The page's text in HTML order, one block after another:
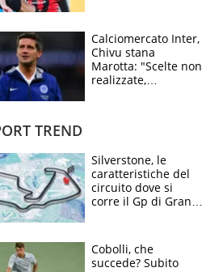
Allegri
Calciomercato Inter,
Chivu stana
Marotta: "Scelte non
realizzate,
TREND
Silverstone, le
caratteristiche del
circuito dove si
corre il Gp di Gran
Cobolli, che
succede? Subito